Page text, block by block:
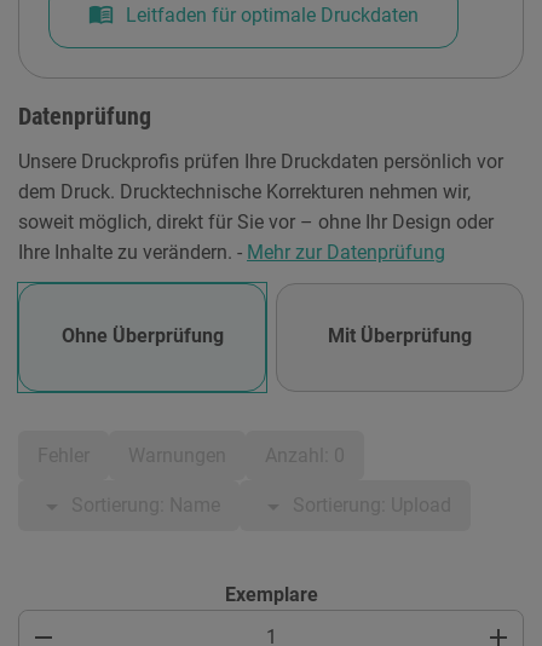
menu_book Leitfaden für optimale Druckdaten
Datenprüfung
Unsere Druckprofis prüfen Ihre Druckdaten persönlich vor
dem Druck. Drucktechnische Korrekturen nehmen wir,
soweit möglich, direkt für Sie vor – ohne Ihr Design oder
Ihre Inhalte zu verändern. - Mehr zur Datenprüfung
Ohne Überprüfung Mit Überprüfung
Exemplare
remove add